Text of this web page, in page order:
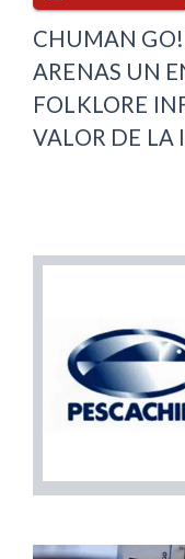
CHUMAN
ARENAS UN
FOLKLORE
VALOR DE LA